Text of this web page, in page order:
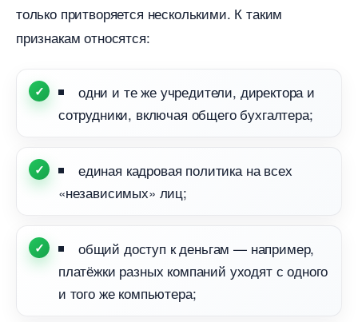
только притворяется несколькими. К таким
признакам относятся:
одни и те же учредители, директора и
сотрудники, включая общего бухгалтера;
единая кадровая политика на всех
«независимых» лиц;
общий доступ к деньгам — например,
платёжки разных компаний уходят с одного
и того же компьютера;